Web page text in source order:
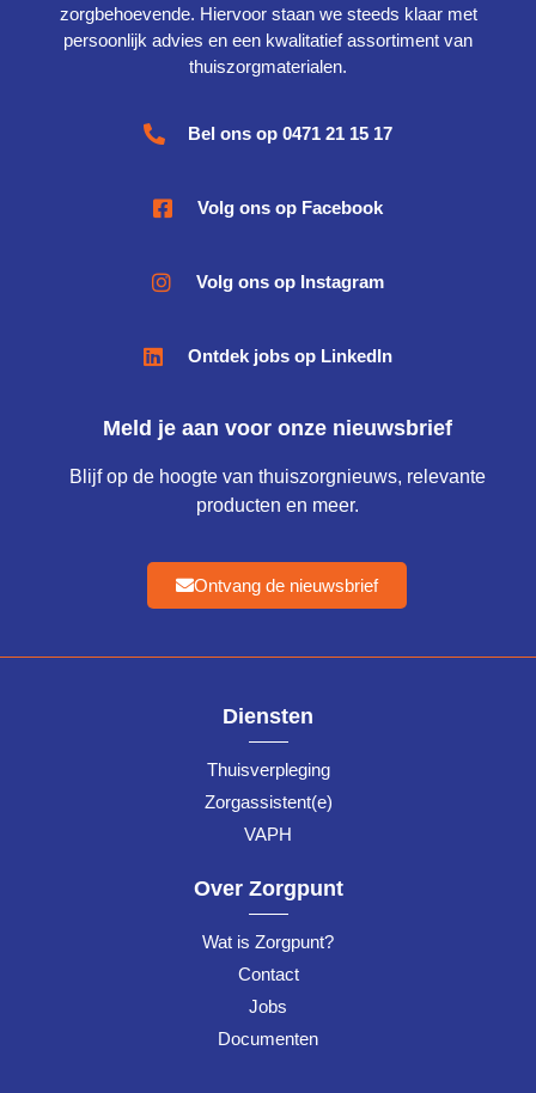
zorgbehoevende. Hiervoor staan we steeds klaar met
persoonlijk advies en een kwalitatief assortiment van
thuiszorgmaterialen.
Bel ons op 0471 21 15 17
Volg ons op Facebook
Volg ons op Instagram
Ontdek jobs op LinkedIn
Meld je aan voor onze nieuwsbrief
Blijf op de hoogte van thuiszorgnieuws, relevante
producten en meer.
Ontvang de nieuwsbrief
Diensten
Thuisverpleging
Zorgassistent(e)
VAPH
Over Zorgpunt
Wat is Zorgpunt?
Contact
Jobs
Documenten